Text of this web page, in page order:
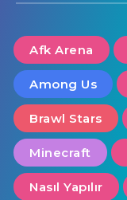
Afk Arena
Among Us
Brawl Stars
Minecraft
Nasıl Yapılır